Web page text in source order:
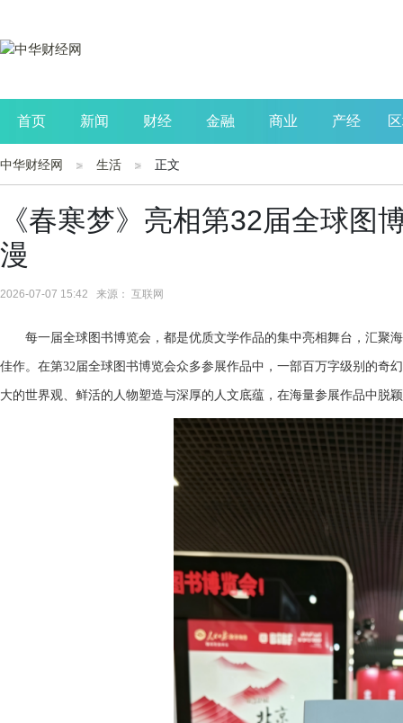
首页 新闻 财经 金融 商业 产经
公司 生活 读书
中华财经网 生活 正文
《春寒梦》亮相第32届全球图
漫
2026-07-07 15:42 来源： 互联网
每一届全球图书博览会，都是优质文学作品的集中亮相舞台，汇聚
佳作。在第32届全球图书博览会众多参展作品中，一部百万字级别的奇
大的世界观、鲜活的人物塑造与深厚的人文底蕴，在海量参展作品中脱